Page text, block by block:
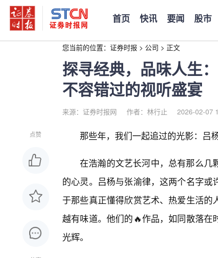
首页 快讯 要闻 股市
您当前的位置： 证券时报 > 公司 > 正文
探寻经典，品味人生
不容错过的视听盛宴
来源：证券时报网 作者：林行止 2026-02-07
点赞 那些年，我们一起追过的光影：吕
在浩瀚的文艺长河中，总有那么几
的心灵。吕杨与张渝律，这两个名字
于那些真正懂得欣赏艺术、热爱生活
越有味道。他们的🔥作品，如同散落
光辉。